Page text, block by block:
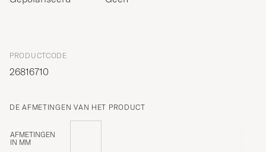
PRODUCTCODE
26816710
DE AFMETINGEN VAN HET PRODUCT
AFMETINGEN
IN MM